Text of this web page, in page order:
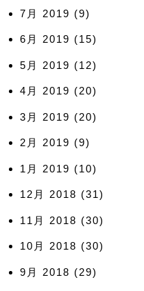
7月 2019 (9)
6月 2019 (15)
5月 2019 (12)
4月 2019 (20)
3月 2019 (20)
2月 2019 (9)
1月 2019 (10)
12月 2018 (31)
11月 2018 (30)
10月 2018 (30)
9月 2018 (29)